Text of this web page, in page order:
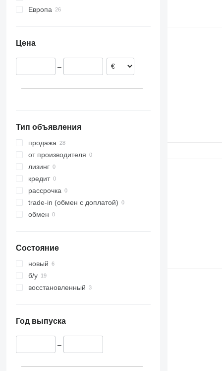
Европа
Эстония
Испания
Цена
–
Тип объявления
продажа
от производителя
лизинг
кредит
рассрочка
trade-in (обмен с доплатой)
обмен
Состояние
новый
б/у
восстановленный
Год выпуска
–